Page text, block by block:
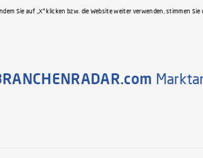
Sie auf „X“ klicken bzw. die Website weiter verwenden, stimmen